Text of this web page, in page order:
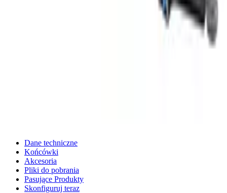
Dane techniczne
Końcówki
Akcesoria
Pliki do pobrania
Pasujące Produkty
Skonfiguruj teraz